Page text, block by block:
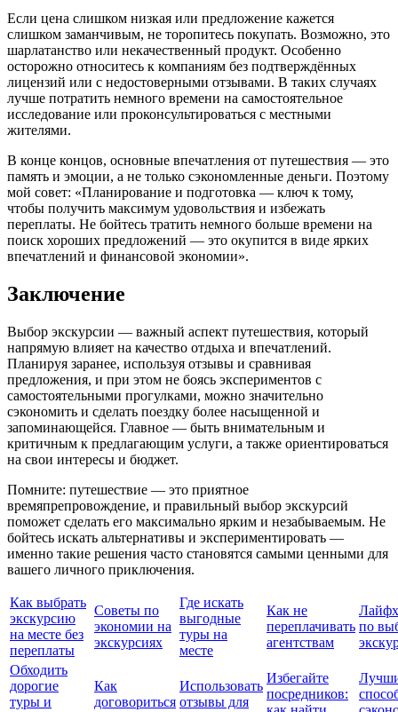
Если цена слишком низкая или предложение кажется
слишком заманчивым, не торопитесь покупать. Возможно, это
шарлатанство или некачественный продукт. Особенно
осторожно относитесь к компаниям без подтверждённых
лицензий или с недостоверными отзывами. В таких случаях
лучше потратить немного времени на самостоятельное
исследование или проконсультироваться с местными
жителями.
В конце концов, основные впечатления от путешествия — это
память и эмоции, а не только сэкономленные деньги. Поэтому
мой совет: «Планирование и подготовка — ключ к тому,
чтобы получить максимум удовольствия и избежать
переплаты. Не бойтесь тратить немного больше времени на
поиск хороших предложений — это окупится в виде ярких
впечатлений и финансовой экономии».
Заключение
Выбор экскурсии — важный аспект путешествия, который
напрямую влияет на качество отдыха и впечатлений.
Планируя заранее, используя отзывы и сравнивая
предложения, и при этом не боясь экспериментов с
самостоятельными прогулками, можно значительно
сэкономить и сделать поездку более насыщенной и
запоминающейся. Главное — быть внимательным и
критичным к предлагающим услуги, а также ориентироваться
на свои интересы и бюджет.
Помните: путешествие — это приятное
времяпрепровождение, и правильный выбор экскурсий
поможет сделать его максимально ярким и незабываемым. Не
бойтесь искать альтернативы и экспериментировать —
именно такие решения часто становятся самыми ценными для
вашего личного приключения.
Как выбрать
экскурсию
на месте без
переплаты
Советы по
экономии на
экскурсиях
Где искать
выгодные
туры на
месте
Как не
переплачивать
агентствам
по
Обходить
дорогие
туры и
Как
договориться
Использовать
отзывы для
Избегайте
посредников: